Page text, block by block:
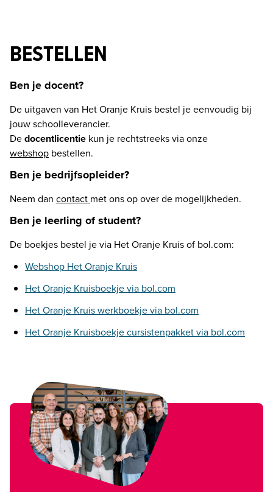
BESTELLEN
Ben je docent?
De uitgaven van Het Oranje Kruis bestel je eenvoudig bij
jouw schoolleverancier.
De docentlicentie
webshop bestellen.
Ben je bedrijfsopleider?
Neem dan contact met ons op over de mogelijkheden.
Ben je leerling of student?
De boekjes bestel je via Het Oranje Kruis of bol.com:
Webshop Het Oranje Kruis
Het Oranje Kruisboekje via bol.com
Het Oranje Kruis werkboekje via bol.com
Het Oranje Kruisboekje cursistenpakket via bol.com